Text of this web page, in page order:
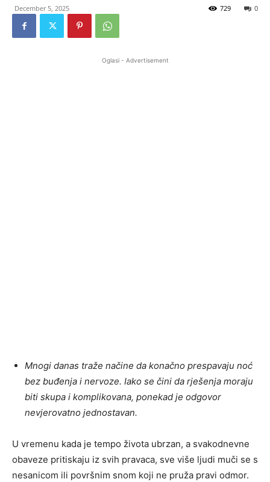
December 5, 2025 0
729
Oglasi - Advertisement
Mnogi danas traže načine da konačno prespavaju noć
bez buđenja i nervoze. Iako se čini da rješenja moraju
biti skupa i komplikovana, ponekad je odgovor
nevjerovatno jednostavan.
U vremenu kada je tempo života ubrzan, a svakodnevne
obaveze pritiskaju iz svih pravaca, sve više ljudi muči se s
nesanicom ili površnim snom koji ne pruža pravi odmor.